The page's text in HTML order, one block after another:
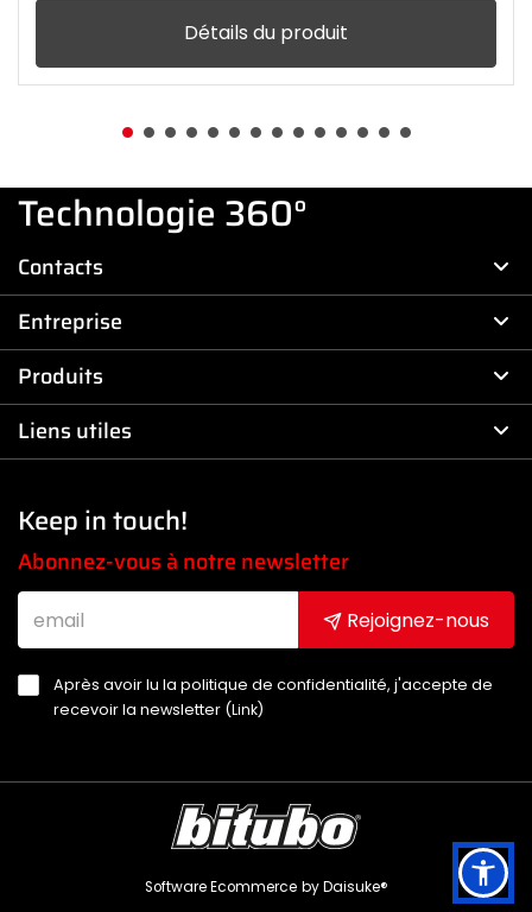
Détails du produit
Technologie 360°
Contacts
Entreprise
Produits
Liens utiles
Keep in touch!
Abonnez-vous à notre newsletter
Rejoignez-nous
Après avoir lu la politique de confidentialité, j'accepte de
recevoir la newsletter (Link)
Software Ecommerce by Daisuke®